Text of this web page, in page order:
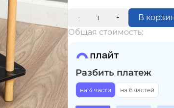
- + В
Общая стоимость:
Разбить платеж
на 4 части на 6 частей